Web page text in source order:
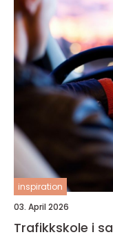
inspiration
03. April 2026
Trafikkskole i